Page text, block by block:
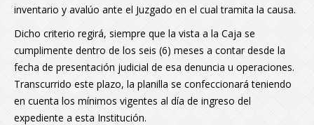
inventario y avalúo ante el Juzgado en el cual tramita la causa.
Dicho criterio regirá, siempre que la vista a la Caja se
cumplimente dentro de los seis (6) meses a contar desde la
fecha de presentación judicial de esa denuncia u operaciones.
Transcurrido este plazo, la planilla se confeccionará teniendo
en cuenta los mínimos vigentes al día de ingreso del
expediente a esta Institución.